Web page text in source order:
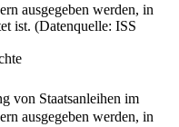
ausgegeben werden, in
ist. (Datenquelle: ISS
von Staatsanleihen im
ausgegeben werden, in